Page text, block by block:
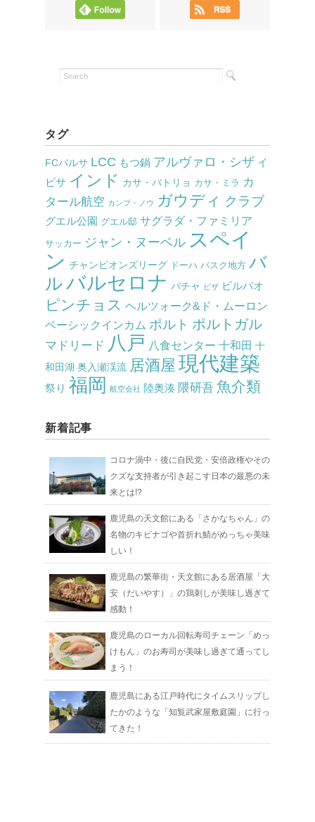
タグ
FCバルサ LCC もつ鍋 アルヴァロ・シザ イ
ビサ インド カサ・バトリョ カサ・ミラ カ
タール航空 カンプ・ノウ ガウディ クラブ
グエル公園 グエル邸 サグラダ・ファミリア
サッカー ジャン・ヌーベル スペイ
ン チャンピオンズリーグ ドーハ バスク地方 バ
ルバルセロナ パチャ ビザ ビルバオ
ピンチョス ヘルツォーク&ド・ムーロン
ベーシックインカム ポルト ポルトガル
マドリード 八戸 八食センター 十和田 十
和田湖 奥入瀬渓流 居酒屋 現代建築
祭り 福岡 航空会社 陸奥湊 隈研吾 魚介類
新着記事
コロナ渦中・後に自民党・安倍政権やその
クズな支持者が引き起こす日本の最悪の未
来とは!?
鹿児島の天文館にある「さかなちゃん」の
名物のキビナゴや首折れ鯖がめっちゃ美味
しい！
鹿児島の繁華街・天文館にある居酒屋「大
安（だいやす）」の鶏刺しが美味し過ぎて
感動！
鹿児島のローカル回転寿司チェーン「めっ
けもん」のお寿司が美味し過ぎて通ってし
まう！
鹿児島にある江戸時代にタイムスリップし
たかのような「知覧武家屋敷庭園」に行っ
てきた！